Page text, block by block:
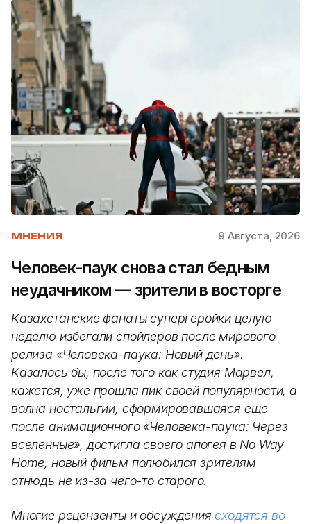
МНЕНИЯ 9 Августа, 2026
Человек-паук снова стал бедным
неудачником — зрители в восторге
Казахстанские фанаты супергеройки целую
неделю избегали спойлеров после мирового
релиза «Человека-паука: Новый день».
Казалось бы, после того как студия Марвел,
кажется, уже прошла пик своей популярности, а
волна ностальгии, сформировавшаяся еще
после анимационного «Человека-паука: Через
вселенные», достигла своего апогея в No Way
Home, новый фильм полюбился зрителям
отнюдь не из-за чего-то старого.
Многие рецензенты и обсуждениясходятся во